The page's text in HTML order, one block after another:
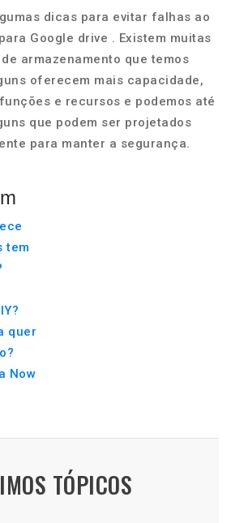
dicas para evitar falhas ao
Google drive . Existem muitas
armazenamento que temos
oferecem mais capacidade,
e recursos e podemos até
que podem ser projetados
para manter a segurança.
tem
quer
Now
TÓPICOS